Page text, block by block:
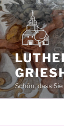
Zum
Inhalt
springen
Schön, dass